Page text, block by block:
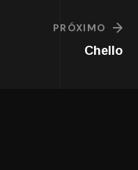
PRÓXIMO
Chello